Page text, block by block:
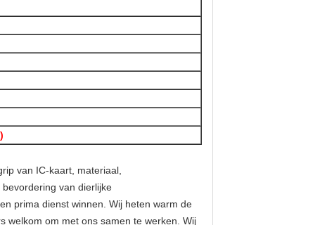
van IC-kaart, materiaal,
van dierlijke
prima dienst winnen. Wij heten warm de
welkom om met ons samen te werken. Wij